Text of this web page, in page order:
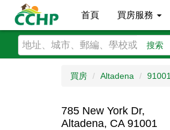
首頁 買房服務
搜索
買房 Altadena 91001
785 New York Dr,
Altadena, CA 91001